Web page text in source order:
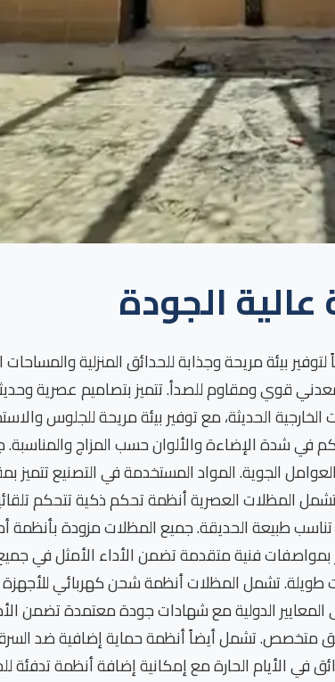
الجودة
بيئة مريحة وجذابة للحدائق المنزلية
قوي ومقاوم للصدأ. تتميز بتصاميم عصرية
في شدة الإضاءة والألوان حسب المزاج
الجوية. المواد المستخدمة في التصنيع تتميز
المظلات العصرية أنظمة تحكم ذكية تتحكم
طبيعة الحديقة. جميع المظلات مزودة بأنظمة
بمواصفات فنية متقدمة تضمن الأداء الأمثل في
تشمل المظلات أنظمة شحن كهربائي
الدولية مع شهادات جودة معتمدة تضمن
متخصص. تشمل أيضاً أنظمة حماية إضافية ضد
في الأيام الحارة مع إمكانية إضافة أنظمة تدفئة